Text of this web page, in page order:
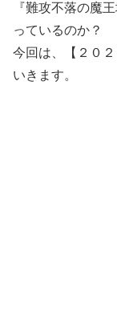
『難攻不落の魔
っているのか？
今回は、【２０
いきます。